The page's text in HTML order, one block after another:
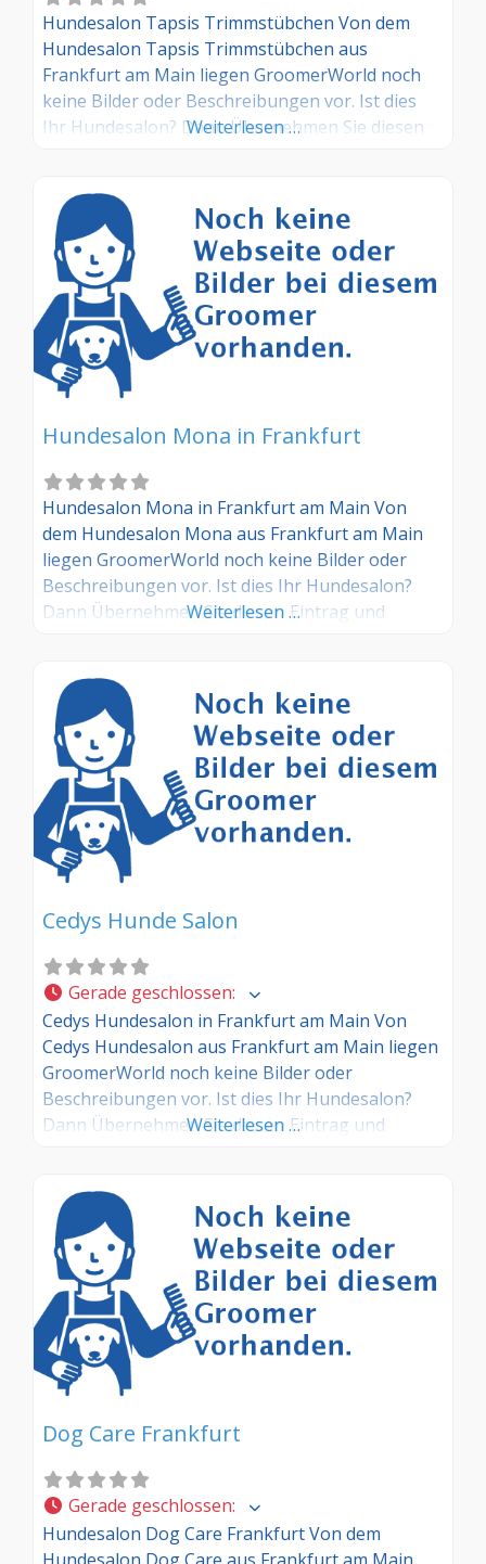
Hundesalon Tapsis Trimmstübchen Von dem
Hundesalon Tapsis Trimmstübchen aus
Frankfurt am Main liegen GroomerWorld noch
keine Bilder oder Beschreibungen vor. Ist dies
Ihr Hundesalon? Dann Übernehmen Sie diesen
Hundesalon, dann teilen Sie uns Ihre
Erfahrungen über die Kommentarfunktion gerne
mit.
Weiterlesen …
Hundesalon Mona in Frankfurt
Hundesalon Mona in Frankfurt am Main Von
dem Hundesalon Mona aus Frankfurt am Main
liegen GroomerWorld noch keine Bilder oder
Beschreibungen vor. Ist dies Ihr Hundesalon?
Dann Übernehmen Sie diesen Eintrag und
teilen Sie uns Ihre Erfahrungen über die
Kommentarfunktion gerne mit.
Weiterlesen …
Cedys Hunde Salon
Gerade geschlossen:
Cedys Hundesalon in Frankfurt am Main Von
Cedys Hundesalon aus Frankfurt am Main liegen
GroomerWorld noch keine Bilder oder
Beschreibungen vor. Ist dies Ihr Hundesalon?
Dann Übernehmen Sie diesen Eintrag und
teilen Sie uns Ihre Erfahrungen über die
Kommentarfunktion gerne mit.
Weiterlesen …
Dog Care Frankfurt
Gerade geschlossen:
Hundesalon Dog Care Frankfurt Von dem